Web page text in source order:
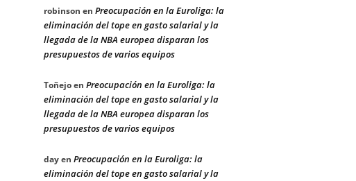
robinson en Preocupación en la Euroliga: la
eliminación del tope en gasto salarial y la
llegada de la NBA europea disparan los
presupuestos de varios equipos
Toñejoen Preocupación en la Euroliga: la
eliminación del tope en gasto salarial y la
llegada de la NBA europea disparan los
presupuestos de varios equipos
dayen Preocupación en la Euroliga: la
eliminación del tope en gasto salarial y la